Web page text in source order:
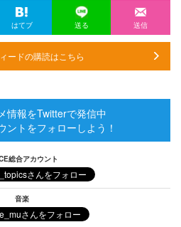
はてブ 送る 送信
ードの購読はこちら
情報をTwitterで発信中
ントをフォローしよう！
総合アカウント
音楽